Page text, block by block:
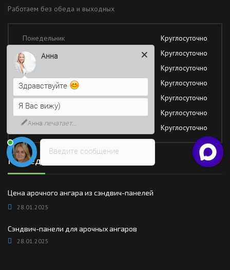
Работаем без обеда и выходных
Понедельник
Круглосуточно
Вторник
Круглосуточно
Среда
Круглосуточно
Четверг
Круглосуточно
Пятница
Круглосуточно
Круглосуточно
Воскресение
Круглосуточно
Последние новости
Цена арочного ангара из сэндвич-панелей
28.01.2025
Сэндвич-панели для арочных ангаров
28.01.2025
Введите сообщение
Анна
Здравствуйте
Я Вас вижу)
Анна печатает...